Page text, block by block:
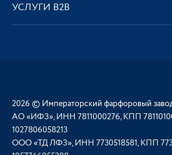
УСЛУГИ В2В
2026 © Императорский фарфоровый
АО «ИФЗ», ИНН 7811000276, КПП
1027806058213
ООО «ТД ЛФЗ», ИНН 7730518581, КПП